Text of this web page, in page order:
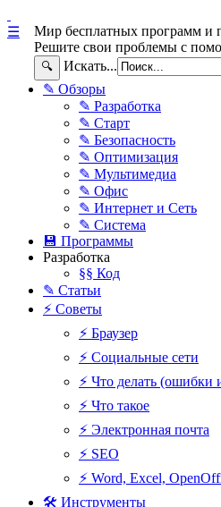
Мир бесплатных программ и
Решите свои проблемы с
🔍 Искать...
☰
✎ Обзоры
✎ Разработка
✎ Старт
✎ Безопасность
✎ Оптимизация
✎ Мультимедиа
✎ Офис
✎ Интернет и Сеть
✎ Система
💾 Программы
Разработка
§§ Код
✎ Статьи
⚡ Советы
⚡ Браузер
⚡ Социальные сети
⚡ Что делать
⚡ Что такое
⚡ Электронная почта
⚡ SEO
⚡ Word, Excel,
🛠 Инструменты